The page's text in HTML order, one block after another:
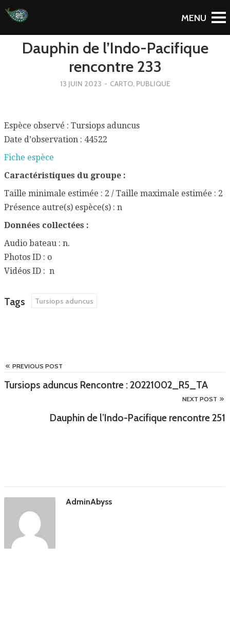
To Blog
Dauphin de l’Indo-Pacifique
rencontre 233
13 JUIN 2023 - CARTO, PUBLIQUE
Espèce observé : Tursiops aduncus
Date d’observation : 44522
Fiche espèce
Caractéristiques du groupe :
Taille minimale estimée : 2 / Taille maximale estimée : 2
Présence autre(s) espèce(s) : n
Données collectées :
Audio bateau : n.
Photos ID : o
Vidéos ID : n
Tags Tursiops aduncus
PREVIOUS POST
Tursiops aduncus Rencontre : 20221002_R5_TA
NEXT POST
Dauphin de l’Indo-Pacifique rencontre 251
AdminAbyss